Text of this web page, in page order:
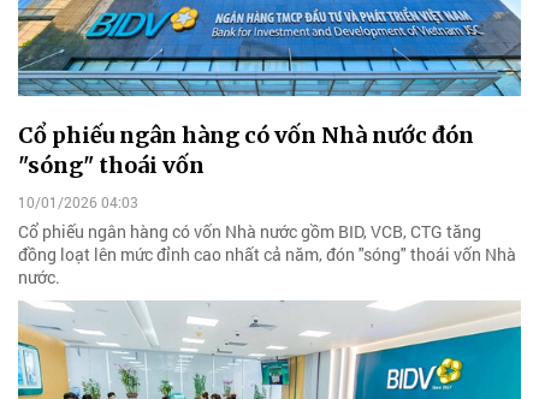
Cổ phiếu ngân hàng có vốn Nhà nước đón
"sóng" thoái vốn
10/01/2026 04:03
Cổ phiếu ngân hàng có vốn Nhà nước gồm BID, VCB, CTG tăng
đồng loạt lên mức đỉnh cao nhất cả năm, đón "sóng" thoái vốn Nhà
nước.